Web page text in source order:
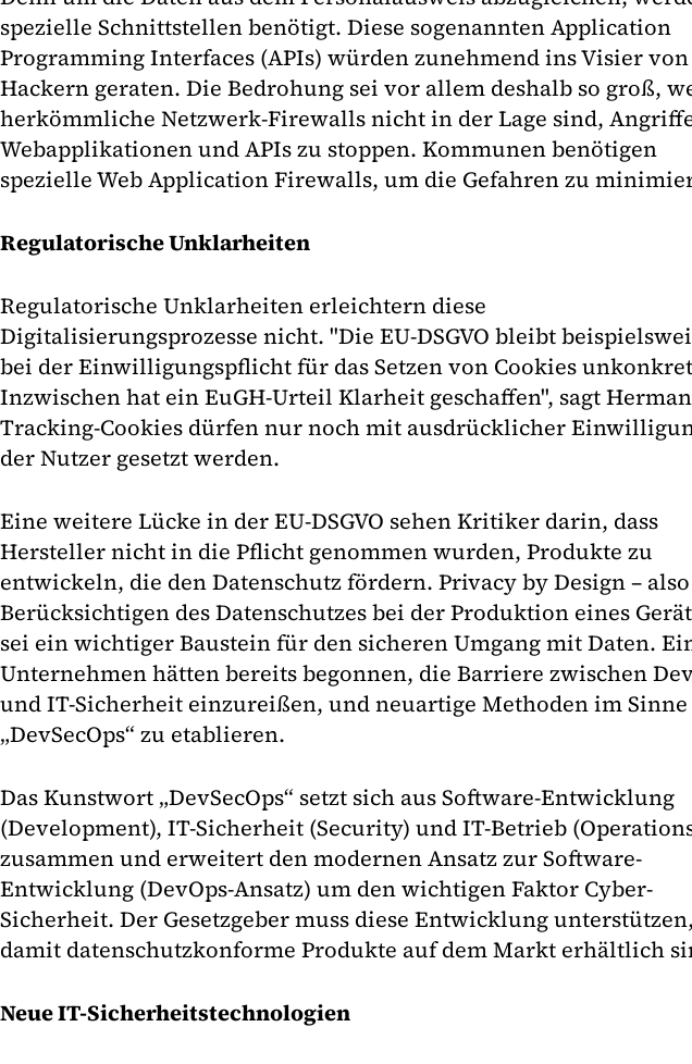
spezielle Schnittstellen benötigt. Diese sogenannten Application
Programming Interfaces (APIs) würden zunehmend ins Visier von
Hackern geraten. Die Bedrohung sei vor allem deshalb so groß,
herkömmliche Netzwerk-Firewalls nicht in der Lage sind,
Webapplikationen und APIs zu stoppen. Kommunen benötigen
spezielle Web Application Firewalls, um die Gefahren zu
Regulatorische Unklarheiten
Regulatorische Unklarheiten erleichtern diese
Digitalisierungsprozesse nicht. "Die EU-DSGVO bleibt
bei der Einwilligungspflicht für das Setzen von Cookies
Inzwischen hat ein EuGH-Urteil Klarheit geschaffen", sagt
Tracking-Cookies dürfen nur noch mit ausdrücklicher
der Nutzer gesetzt werden.
Eine weitere Lücke in der EU-DSGVO sehen Kritiker darin, dass
Hersteller nicht in die Pflicht genommen wurden, Produkte zu
entwickeln, die den Datenschutz fördern. Privacy by Design –
Berücksichtigen des Datenschutzes bei der Produktion eines
sei ein wichtiger Baustein für den sicheren Umgang mit Daten.
Unternehmen hätten bereits begonnen, die Barriere zwischen
und IT-Sicherheit einzureißen, und neuartige Methoden im
„DevSecOps“ zu etablieren.
Das Kunstwort „DevSecOps“ setzt sich aus Software-Entwicklung
(Development), IT-Sicherheit (Security) und IT-Betrieb
zusammen und erweitert den modernen Ansatz zur Software-
Entwicklung (DevOps-Ansatz) um den wichtigen Faktor Cyber-
Sicherheit. Der Gesetzgeber muss diese Entwicklung unterstützen,
damit datenschutzkonforme Produkte auf dem Markt erhältlich
Neue IT-Sicherheitstechnologien